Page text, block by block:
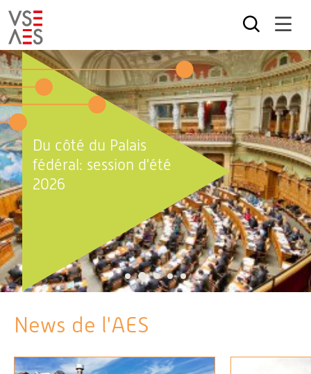
Aller
au
contenu
principal
Du côté du Palais
fédéral: session d'été
2026
1 2 3 4 5
News de l'AES